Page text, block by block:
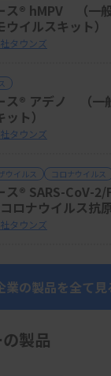
ス® hMPV （一
イルスキット）
タウンズ
ス® アデノ （一
ト）
タウンズ
ウイルス コロナウイルス
ス® SARS-CoV-
ロナウイルス抗
スキット）
タウンズ
業の製品を全て見
製品